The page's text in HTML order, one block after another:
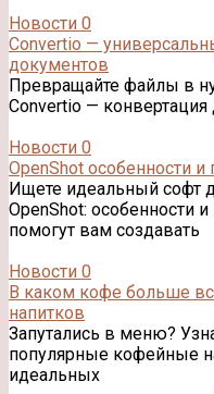
Новости 0
Convertio —
документов
Превращайте файлы в
Convertio —
Новости 0
OpenShot особенности
Ищете идеальный софт
OpenShot: особенности
помогут вам создавать
Новости 0
В каком кофе больше
напитков
Запутались в меню?
популярные кофейные
идеальных